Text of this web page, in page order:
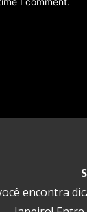
encontra